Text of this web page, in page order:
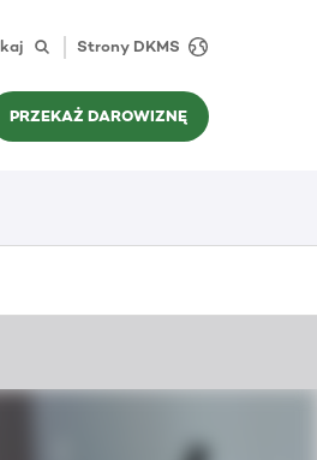
Strony DKMS
PRZEKAŻ DAROWIZNĘ